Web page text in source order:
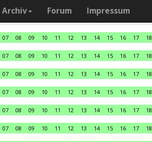
Archiv Forum Impressum
07 08 09 10 11 12 13 14 15 16 17 18
07 08 09 10 11 12 13 14 15 16 17 18
07 08 09 10 11 12 13 14 15 16 17 18
07 08 09 10 11 12 13 14 15 16 17 18
07 08 09 10 11 12 13 14 15 16 17 18
07 08 09 10 11 12 13 14 15 16 17 18